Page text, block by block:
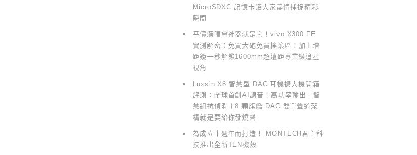
MicroSDXC 記憶卡讓大家盡情捕捉精彩
瞬間
平價演唱會神器就是它！vivo X300 FE
實測解密：免買大砲免買搖滾區！加上增
距鏡一秒解鎖1600mm超遠距專業級追星
視角
Luxsin X8 智慧型 DAC 耳機擴大機開箱
評測：全球首創AI調音！高功率輸出＋智
慧組抗偵測＋8 顆旗艦 DAC 雙單聲道架
構就是要給你發燒聲
為成立十週年而打造！ MONTECH君主科
技推出全新TEN機殼